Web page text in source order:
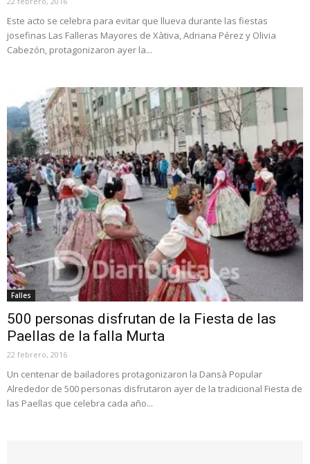
Este acto se celebra para evitar que llueva durante las fiestas
josefinas Las Falleras Mayores de Xàtiva, Adriana Pérez y Olivia
Cabezón, protagonizaron ayer la...
Falles
500 personas disfrutan de la Fiesta de las
Paellas de la falla Murta
22 febrero, 2016
Un centenar de bailadores protagonizaron la Dansà Popular
Alrededor de 500 personas disfrutaron ayer de la tradicional Fiesta de
las Paellas que celebra cada año...